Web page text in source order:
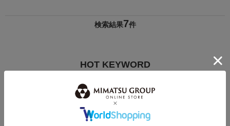
検索結果7件
HOT KEYWORD
#骨格診断 ＃骨格ストレート ドレス
＃骨格ナチュラル ドレス
#WEB限定パーティードレス